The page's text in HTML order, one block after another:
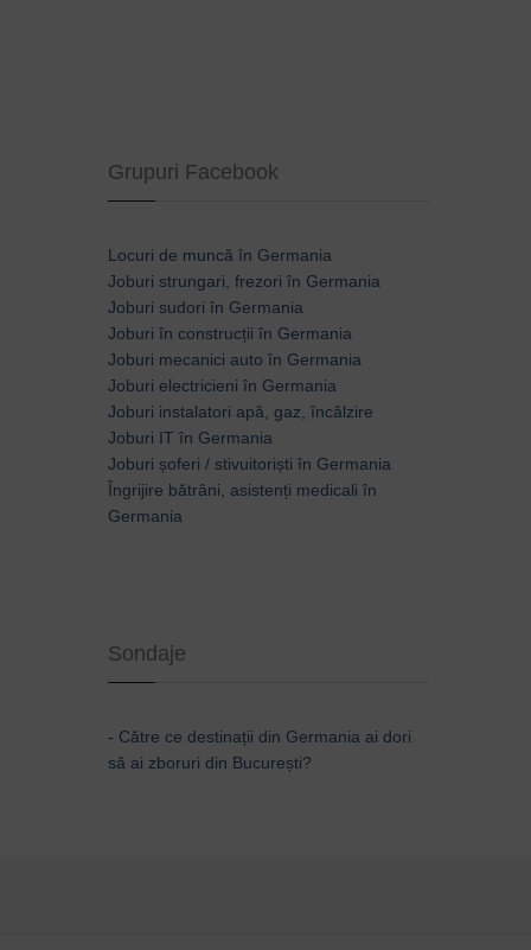
Grupuri Facebook
Locuri de muncă în Germania
Joburi strungari, frezori în Germania
Joburi sudori în Germania
Joburi în construcții în Germania
Joburi mecanici auto în Germania
Joburi electricieni în Germania
Joburi instalatori apă, gaz, încălzire
Joburi IT în Germania
Joburi șoferi / stivuitoriști în Germania
Îngrijire bătrâni, asistenți medicali în
Germania
Sondaje
- Către ce destinații din Germania ai dori
să ai zboruri din București?